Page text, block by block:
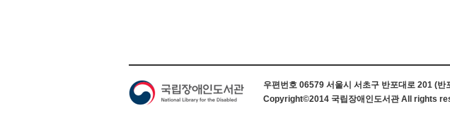
우편번호 06579 서울시 서초구 반포대로 201 (
Copyright©2014 국립장애인도서관 All rights